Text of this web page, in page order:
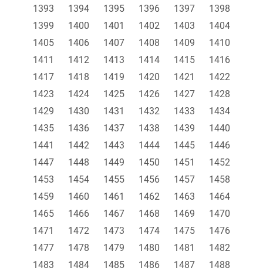
1393
1394 1395 1396 1397
1398
1399
1400 1401 1402 1403
1404
1405
1406 1407 1408 1409
1410
1411
1412 1413 1414 1415
1416
1417
1418 1419 1420 1421
1422
1423
1424 1425 1426 1427
1428
1429
1430 1431 1432 1433
1434
1435
1436 1437 1438 1439
1440
1441
1442 1443 1444 1445
1446
1447
1448 1449 1450 1451
1452
1453
1454 1455 1456 1457
1458
1459
1460 1461 1462 1463
1464
1465
1466 1467 1468 1469
1470
1471
1472 1473 1474 1475
1476
1477
1478 1479 1480 1481
1482
1483
1484 1485 1486 1487
1488